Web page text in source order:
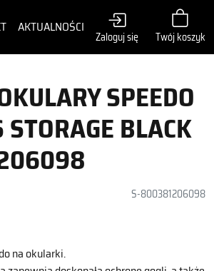
Zaloguj się Twój koszyk
AKTUALNOŚCI
SPEEDO
STORAGE BLACK
S-800381206098
na okularki.